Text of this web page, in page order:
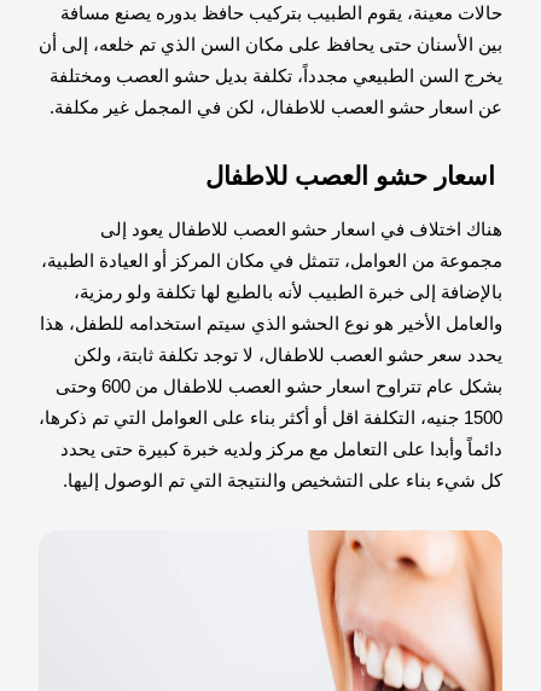
حالات معينة، يقوم الطبيب بتركيب حافظ بدوره يصنع مسافة
بين الأسنان حتى يحافظ على مكان السن الذي تم خلعه، إلى أن
يخرج السن الطبيعي مجدداً، تكلفة بديل حشو العصب ومختلفة
عن اسعار حشو العصب للاطفال، لكن في المجمل غير مكلفة.
اسعار حشو العصب للاطفال
هناك اختلاف في اسعار حشو العصب للاطفال يعود إلى
مجموعة من العوامل، تتمثل في مكان المركز أو العيادة الطبية،
بالإضافة إلى خبرة الطبيب لأنه بالطبع لها تكلفة ولو رمزية،
والعامل الأخير هو نوع الحشو الذي سيتم استخدامه للطفل، هذا
يحدد سعر حشو العصب للاطفال، لا توجد تكلفة ثابتة، ولكن
بشكل عام تتراوح اسعار حشو العصب للاطفال من 600 وحتى
1500 جنيه، التكلفة اقل أو أكثر بناء على العوامل التي تم ذكرها،
دائماً وأبدا على التعامل مع مركز ولديه خبرة كبيرة حتى يحدد
كل شيء بناء على التشخيص والنتيجة التي تم الوصول إليها.